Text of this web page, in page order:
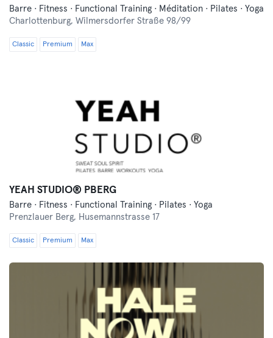
Barre · Fitness · Functional Training · Méditation · Pilates · Yoga
Charlottenburg, Wilmersdorfer Straße 98/99
Classic Premium Max
YEAH STUDIO® PBERG
Barre · Fitness · Functional Training · Pilates · Yoga
Prenzlauer Berg, Husemannstrasse 17
Classic Premium Max